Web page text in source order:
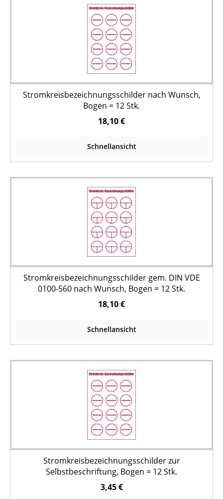
Stromkreisbezeichnungsschilder nach Wunsch,
Bogen = 12 Stk.
18,10 €
Schnellansicht
Stromkreisbezeichnungsschilder gem. DIN VDE
0100-560 nach Wunsch, Bogen = 12 Stk.
18,10 €
Schnellansicht
Stromkreisbezeichnungsschilder zur
Selbstbeschriftung, Bogen = 12 Stk.
3,45 €